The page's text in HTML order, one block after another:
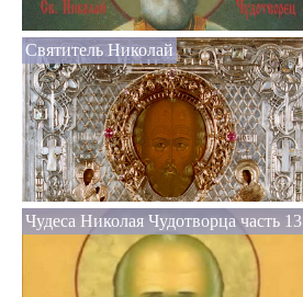
Святитель Николай
Чудеса Николая Чудотворца часть 13